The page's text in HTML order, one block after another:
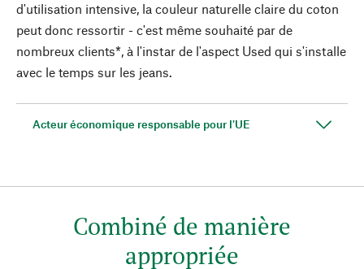
d'utilisation intensive, la couleur naturelle claire du coton
peut donc ressortir - c'est même souhaité par de
nombreux clients*, à l'instar de l'aspect Used qui s'installe
avec le temps sur les jeans.
Acteur économique responsable pour l'UE
Combiné de manière
appropriée